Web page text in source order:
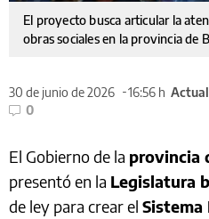
El proyecto busca articular la
obras sociales en la provincia de
30 de junio de 2026 16:56 h
0
El Gobierno de la provincia
presentó en la Legislatura
de ley para crear el Sistema